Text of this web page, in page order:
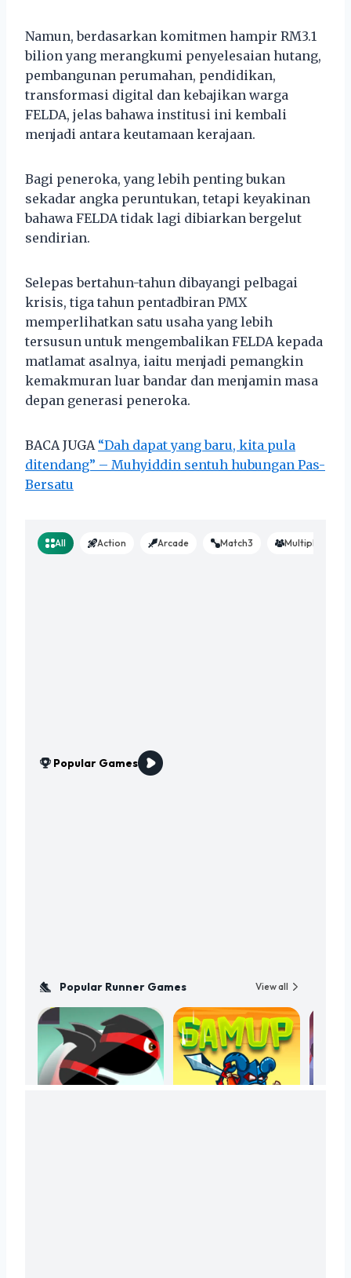
Namun, berdasarkan komitmen hampir RM3.1
bilion yang merangkumi penyelesaian hutang,
pembangunan perumahan, pendidikan,
transformasi digital dan kebajikan warga
FELDA, jelas bahawa institusi ini kembali
menjadi antara keutamaan kerajaan.
Bagi peneroka, yang lebih penting bukan
sekadar angka peruntukan, tetapi keyakinan
bahawa FELDA tidak lagi dibiarkan bergelut
sendirian.
Selepas bertahun-tahun dibayangi pelbagai
krisis, tiga tahun pentadbiran PMX
memperlihatkan satu usaha yang lebih
tersusun untuk mengembalikan FELDA kepada
matlamat asalnya, iaitu menjadi pemangkin
kemakmuran luar bandar dan menjamin masa
depan generasi peneroka.
BACA JUGA “Dah dapat yang baru, kita pula
ditendang” – Muhyiddin sentuh hubungan Pas-
Bersatu